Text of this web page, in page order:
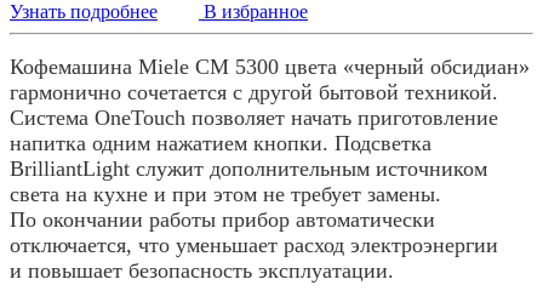
Узнать подробнее В избранное
Кофемашина Miele CM 5300 цвета «черный обсидиан»
гармонично сочетается с другой бытовой техникой.
Система OneTouch позволяет начать приготовление
напитка одним нажатием кнопки. Подсветка
BrilliantLight служит дополнительным источником
света на кухне и при этом не требует замены.
По окончании работы прибор автоматически
отключается, что уменьшает расход электроэнергии
и повышает безопасность эксплуатации.